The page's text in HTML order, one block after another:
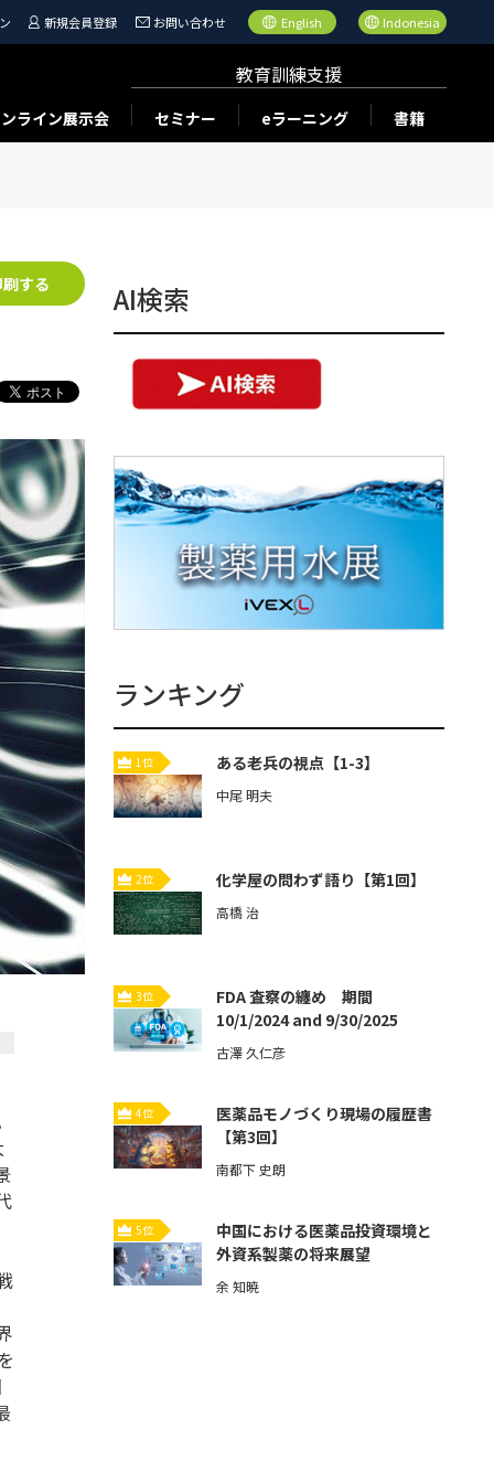
新規会員登録 お問い合わせ English Indonesia
ライン展示会
教育訓練支援
セミナー eラーニング 書籍
する AI検索
ランキング
1位 ある老兵の視点【1-3】
中尾 明夫
2位 化学屋の問わず語り【第1回】
高橋 治
3位
FDA 査察の纏め 期間
10/1/2024 and 9/30/2025
古澤 久仁彦
4位
医薬品モノづくり現場の履歴書
【第3回】
南都下 史朗
5位
中国における医薬品投資環境と
外資系製薬の将来展望
余 知暁